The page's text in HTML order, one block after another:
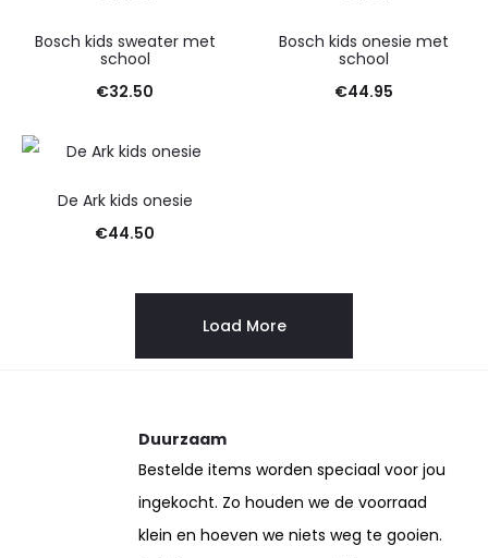
Bosch kids sweater met
school
€32.50
Bosch kids onesie met
school
€44.95
De Ark kids onesie
€44.50
Load More
Duurzaam
Bestelde items worden speciaal voor jou
ingekocht. Zo houden we de voorraad
klein en hoeven we niets weg te gooien.